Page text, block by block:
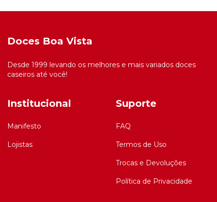
Doces Boa Vista
Desde 1999 levando os melhores e mais variados doces
caseiros até você!
Institucional
Manifesto
Lojistas
Suporte
FAQ
Termos de Uso
Trocas e Devoluções
Política de Privacidade